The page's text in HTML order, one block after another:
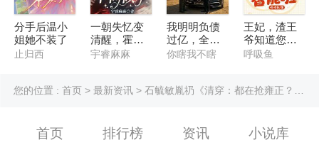
分手后温小
姐她不装了
止归西
一朝失忆变
清醒，霍太
太不伺候了
宇睿麻麻
我明明负债
过亿，全县
却求着投资
你瞎我不瞎
王妃，渣王
爷知道您是
人工智能啦
呼吸鱼
您的位置 : 首页> 最新资讯> 石毓敏胤礽《清穿：都在抢雍正？那我选废太子》通篇免费无需任何书豆
首页 排行榜 资讯 小说库